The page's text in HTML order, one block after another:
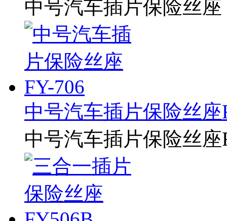
中号汽车插片保险丝座
中号汽车插片保险丝座
中号汽车插片保险丝座